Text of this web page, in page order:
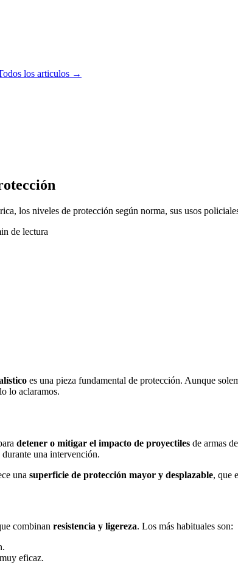
los articulos →
los niveles de protección según norma, sus usos
de lectura
es una pieza fundamental de protección. Aunque
lo aclaramos.
detener o mitigar el impacto de proyectiles de armas
una intervención.
una superficie de protección mayor y desplazable, que
combinan resistencia y ligereza. Los más habituales son:
eficaz.